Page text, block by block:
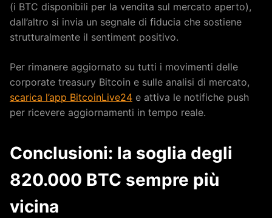
(i BTC disponibili per la vendita sul mercato aperto),
dall’altro si invia un segnale di fiducia che sostiene
strutturalmente il sentiment positivo.
Per rimanere aggiornato su tutti i movimenti delle
corporate treasury Bitcoin e sulle analisi di mercato,
scarica l’app BitcoinLive24 e attiva le notifiche push
per ricevere aggiornamenti in tempo reale.
Conclusioni: la soglia degli
820.000 BTC sempre più
vicina